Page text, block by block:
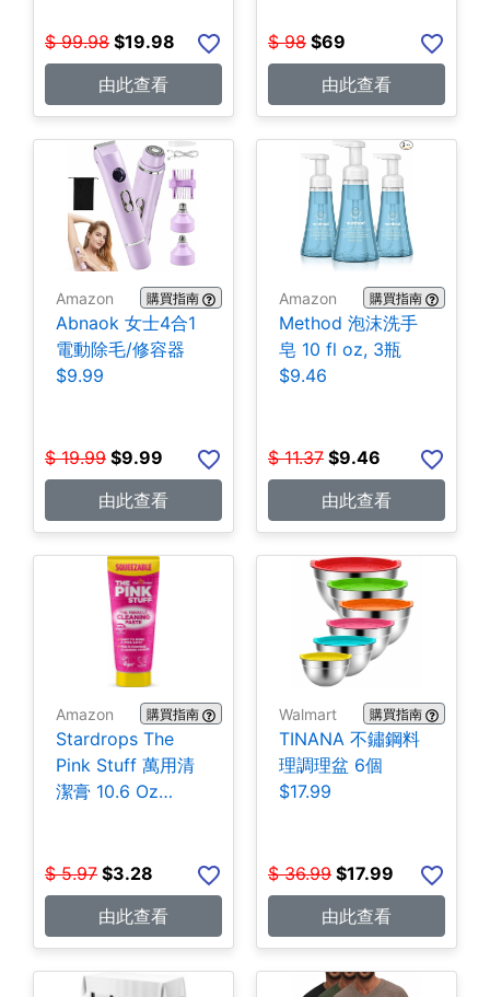
$ 99.98 $19.98
由此查看
$ 98 $69
由此查看
Amazon 購買指南
Abnaok 女士4合1
電動除毛/修容器
$9.99
$ 19.99 $9.99
由此查看
Amazon 購買指南
Method 泡沫洗手
皂 10 fl oz, 3瓶
$9.46
$ 11.37 $9.46
由此查看
Amazon 購買指南
Stardrops The
Pink Stuff 萬用清
潔膏 10.6 Oz
$ 5.97 $3.28
由此查看
Walmart 購買指南
TINANA 不鏽鋼料
理調理盆 6個
$17.99
$ 36.99 $17.99
由此查看